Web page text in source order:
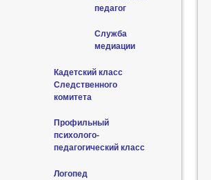
педагог
Служба
медиации
Кадетский класс
Следственного
комитета
Профильный
психолого-
педагогический класс
Логопед